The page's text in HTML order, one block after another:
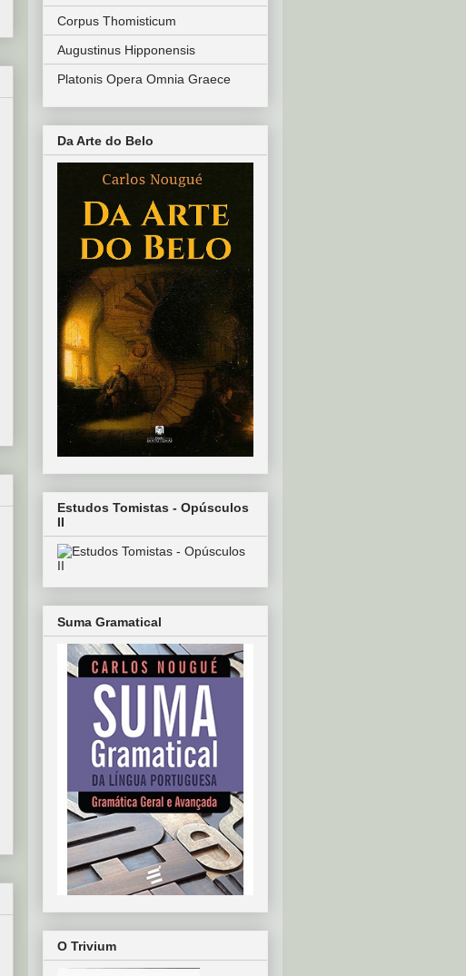
Corpus Thomisticum
Augustinus Hipponensis
Platonis Opera Omnia Graece
Da Arte do Belo
Estudos Tomistas - Opúsculos
II
Suma Gramatical
O Trivium